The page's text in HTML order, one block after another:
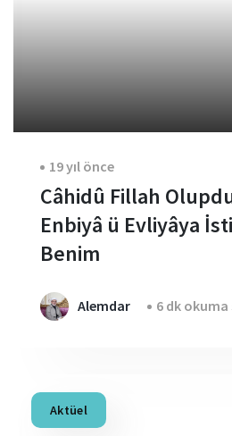
19 yıl önce
Câhidû Fillah
Enbiyâ ü Evliyâya
Benim
Alemdar 6 dk okuma
Aktüel